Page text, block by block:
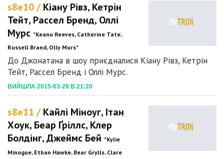
s8e10 /Кіану Рівз, Кетрін
Тейт, Рассел Бренд, Оллі
Мурс "Keanu Reeves, Catherine Tate,
Russell Brand, Olly Murs"
До Джонатана в шоу приєдналися Кіану Рівз, Кетрін
Тейт, Рассел Бренд і Оллі Мурс.
ВИЙШЛА 2015-03-28 В 21:20
s8e11 /Кайлі Міноуг, Ітан
Хоук, Беар Ґріллс, Клер
Болдінг, Джеймс Бей "Kylie
Minogue, Ethan Hawke, Bear Grylls, Clare